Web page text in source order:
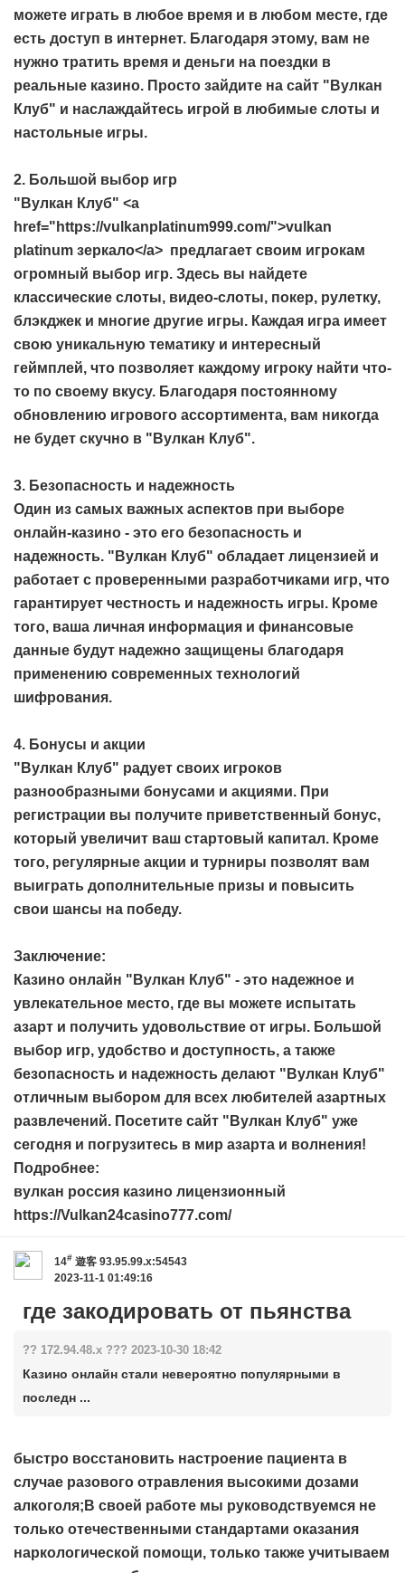
можете играть в любое время и в любом месте, где
есть доступ в интернет. Благодаря этому, вам не
нужно тратить время и деньги на поездки в
реальные казино. Просто зайдите на сайт "Вулкан
Клуб" и наслаждайтесь игрой в любимые слоты и
настольные игры.
2. Большой выбор игр
"Вулкан Клуб" <a
href="https://vulkanplatinum999.com/">vulkan
platinum зеркало</a> предлагает своим игрокам
огромный выбор игр. Здесь вы найдете
классические слоты, видео-слоты, покер, рулетку,
блэкджек и многие другие игры. Каждая игра имеет
свою уникальную тематику и интересный
геймплей, что позволяет каждому игроку найти что-
то по своему вкусу. Благодаря постоянному
обновлению игрового ассортимента, вам никогда
не будет скучно в "Вулкан Клуб".
3. Безопасность и надежность
Один из самых важных аспектов при выборе
онлайн-казино - это его безопасность и
надежность. "Вулкан Клуб" обладает лицензией и
работает с проверенными разработчиками игр, что
гарантирует честность и надежность игры. Кроме
того, ваша личная информация и финансовые
данные будут надежно защищены благодаря
применению современных технологий
шифрования.
4. Бонусы и акции
"Вулкан Клуб" радует своих игроков
разнообразными бонусами и акциями. При
регистрации вы получите приветственный бонус,
который увеличит ваш стартовый капитал. Кроме
того, регулярные акции и турниры позволят вам
выиграть дополнительные призы и повысить
свои шансы на победу.
Заключение:
Казино онлайн "Вулкан Клуб" - это надежное и
увлекательное место, где вы можете испытать
азарт и получить удовольствие от игры. Большой
выбор игр, удобство и доступность, а также
безопасность и надежность делают "Вулкан Клуб"
отличным выбором для всех любителей азартных
развлечений. Посетите сайт "Вулкан Клуб" уже
сегодня и погрузитесь в мир азарта и волнения!
Подробнее:
вулкан россия казино лицензионный
https://Vulkan24casino777.com/
14# 遊客 93.95.99.x:54543
2023-11-1 01:49:16
где закодировать от пьянства
?? 172.94.48.x ??? 2023-10-30 18:42
Казино онлайн стали невероятно популярными в
последн ...
быстро восстановить настроение пациента в
случае разового отравления высокими дозами
алкоголя;В своей работе мы руководствуемся не
только отечественными стандартами оказания
наркологической помощи, только также учитываем